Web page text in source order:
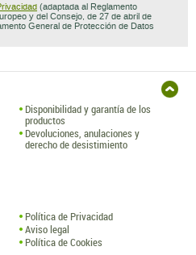
(adaptada al Reglamento
y del Consejo, de 27 de abril de
General de Protección de Datos
Disponibilidad y garantía de los
productos
Devoluciones, anulaciones y
derecho de desistimiento
Política de Privacidad
Aviso legal
Política de Cookies